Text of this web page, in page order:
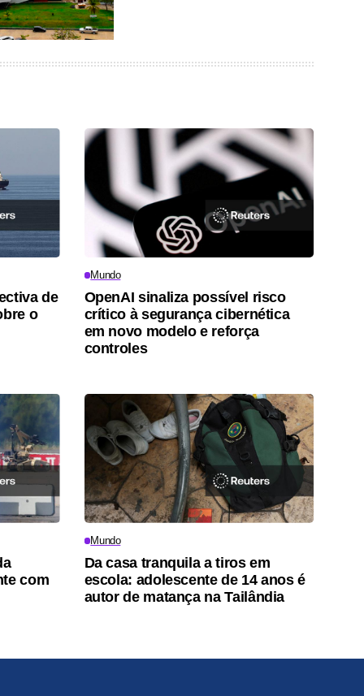
de
o
Mundo
OpenAI sinaliza possível risco
crítico à segurança cibernética
em novo modelo e reforça
controles
com
Mundo
Da casa tranquila a tiros em
escola: adolescente de 14 anos é
autor de matança na Tailândia